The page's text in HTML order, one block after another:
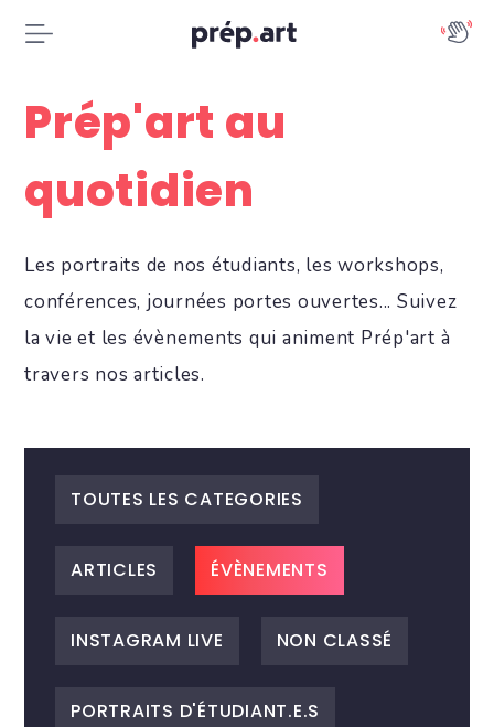
Prép'art au
quotidien
Les portraits de nos étudiants, les workshops,
conférences, journées portes ouvertes... Suivez
la vie et les évènements qui animent Prép'art à
travers nos articles.
TOUTES LES CATEGORIES
ARTICLES ÉVÈNEMENTS
INSTAGRAM LIVE NON CLASSÉ
PORTRAITS D'ÉTUDIANT.E.S